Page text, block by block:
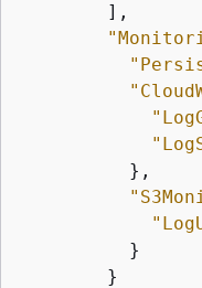
        ],
          },
          }
        }